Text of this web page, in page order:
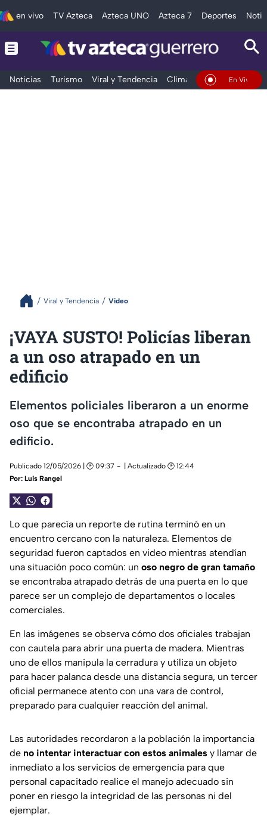
en vivo TV Azteca Azteca UNO Azteca 7 Deportes
Noticias Turismo Viral y Tendencia Clima DeportesEn Vivo
Viral y Tendencia Video
¡VAYA SUSTO! Policías liberan
a un oso atrapado en un
edificio
Elementos policiales liberaron a un enorme
oso que se encontraba atrapado en un
edificio.
Publicado 12/05/2026 | 🕑 09:37
| Actualizado 🕑 12:44
Por: Luis Rangel
Lo que parecía un reporte de rutina terminó en un
encuentro cercano con la naturaleza. Elementos de
seguridad fueron captados en video mientras atendían
una situación poco común: un oso negro de gran tamaño
se encontraba atrapado detrás de una puerta en lo que
parece ser un complejo de departamentos o locales
comerciales.
En las imágenes se observa cómo dos oficiales trabajan
con cautela para abrir una puerta de madera. Mientras
uno de ellos manipula la cerradura y utiliza un objeto
para hacer palanca desde una distancia segura, un tercer
oficial permanece atento con una vara de control,
preparado para cualquier reacción del animal.
Las autoridades recordaron a la población la importancia
de no intentar interactuar con estos animales y llamar de
inmediato a los servicios de emergencia para que
personal capacitado realice el manejo adecuado sin
poner en riesgo la integridad de las personas ni del
ejemplar.